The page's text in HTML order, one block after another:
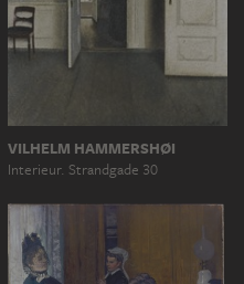
VILHELM HAMMERSHØI
Interieur. Strandgade 30